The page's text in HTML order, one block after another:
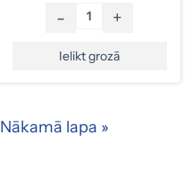
- +
Ielikt grozā
Nākamā lapa »